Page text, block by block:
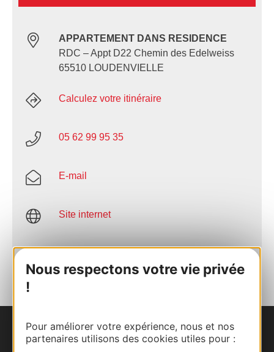
Nous respectons votre vie privée
!
Pour améliorer votre expérience, nous et nos
partenaires utilisons des cookies utiles pour :
APPARTEMENT DANS RESIDENCE
RDC – Appt D22 Chemin des Edelweiss
65510 LOUDENVIELLE
Calculez votre itinéraire
05 62 99 95 35
E-mail
Site internet
AJOUTER
Nous contacter